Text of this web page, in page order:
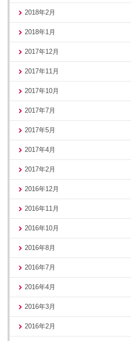
2018年2月
2018年1月
2017年12月
2017年11月
2017年10月
2017年7月
2017年5月
2017年4月
2017年2月
2016年12月
2016年11月
2016年10月
2016年8月
2016年7月
2016年4月
2016年3月
2016年2月